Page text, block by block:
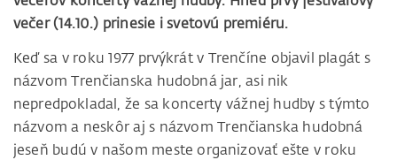
večer (14.10.) prinesie i svetovú premiéru.
Keď sa v roku 1977 prvýkrát v Trenčíne objavil plagát s
názvom Trenčianska hudobná jar, asi nik
nepredpokladal, že sa koncerty vážnej hudby s týmto
názvom a neskôr aj s názvom Trenčianska hudobná
jeseň budú v našom meste organizovať ešte v roku